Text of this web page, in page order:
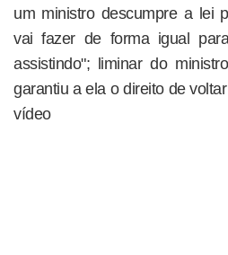
um ministro descumpre a lei
vai fazer de forma igual
assistindo"; liminar do
garantiu a ela o direito de
vídeo